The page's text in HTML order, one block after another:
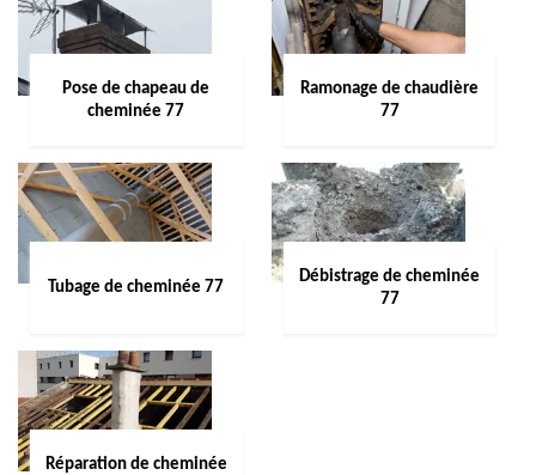
Pose de chapeau de
cheminée 77
Ramonage de chaudière
77
Tubage de cheminée 77
Débistrage de cheminée
77
Réparation de cheminée